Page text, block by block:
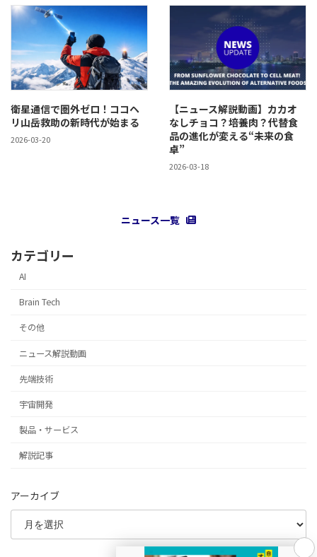
衛星通信で圏外ゼロ！ココヘ
リ山岳救助の新時代が始まる
2026-03-20
【ニュース解説動画】カカオ
なしチョコ？培養肉？代替食
品の進化が変える“未来の食
卓”
2026-03-18
ニュース一覧
カテゴリー
AI
Brain Tech
その他
ニュース解説動画
先端技術
宇宙開発
製品・サービス
解説記事
アーカイブ